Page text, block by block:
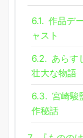
6.1. 作品デ
ャスト
6.2. あらす
壮大な物語
6.3. 宮崎駿
作秘話